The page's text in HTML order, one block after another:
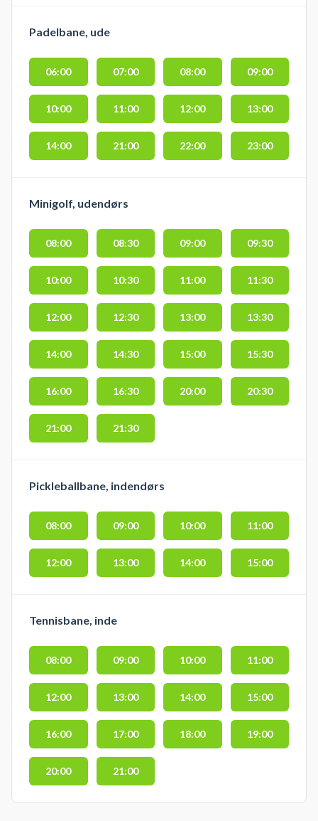
Padelbane, ude
06:00 07:00 08:00 09:00
10:00 11:00 12:00 13:00
14:00 21:00 22:00 23:00
Minigolf, udendørs
08:00 08:30 09:00 09:30
10:00 10:30 11:00 11:30
12:00 12:30 13:00 13:30
14:00 14:30 15:00 15:30
16:00 16:30 20:00 20:30
21:00 21:30
Pickleballbane, indendørs
08:00 09:00 10:00 11:00
12:00 13:00 14:00 15:00
Tennisbane, inde
08:00 09:00 10:00 11:00
12:00 13:00 14:00 15:00
16:00 17:00 18:00 19:00
20:00 21:00